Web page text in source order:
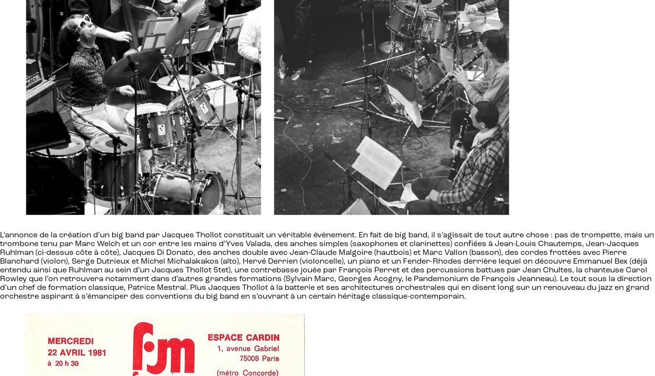
L’annonce de la création d’un big band par Jacques Thollot constituait un véritable évènement. En fait de big band, il s’agissait de tout autre chose : pas de trompette, mais un
trombone tenu par Marc Welch et un cor entre les mains d’Yves Valada, des anches simples (saxophones et clarinettes) confiées à Jean-Louis Chautemps, Jean-Jacques
Ruhlman (ci-dessus côte à côte), Jacques Di Donato, des anches double avec Jean-Claude Malgoire (hautbois) et Marc Vallon (basson), des cordes frottées avec Pierre
Blanchard (violon), Serge Dutrieux et Michel Michalakakos (alto), Hervé Derrien (violoncelle), un piano et un Fender-Rhodes derrière lequel on découvre Emmanuel Bex (déjà
entendu ainsi que Ruhlman au sein d’un Jacques Thollot 5tet), une contrebasse jouée par François Perret et des percussions battues par Jean Chultes, la chanteuse Carol
Rowley que l’on retrouvera notamment dans d’autres grandes formations (Sylvain Marc, Georges Acogny, le Pandemonium de François Jeanneau). Le tout sous la direction
d’un chef de formation classique, Patrice Mestral. Plus Jacques Thollot à la batterie et ses architectures orchestrales qui en disent long sur un renouveau du jazz en grand
orchestre aspirant à s’émanciper des conventions du big band en s’ouvrant à un certain héritage classique-contemporain.